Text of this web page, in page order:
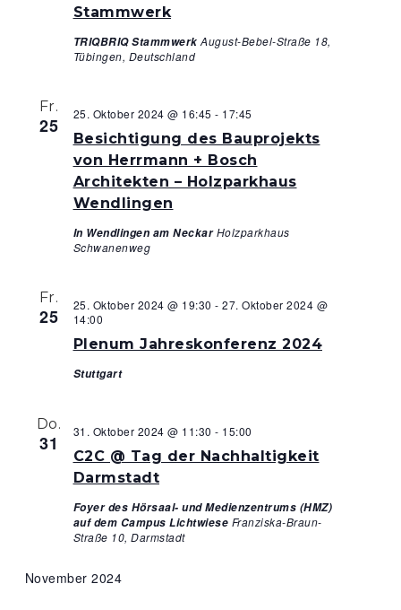
Stammwerk
TRIQBRIQ StammwerkAugust-Bebel-Straße 18,
Tübingen, Deutschland
Fr.
25
Besichtigung des Bauprojekts
von Herrmann + Bosch
Architekten – Holzparkhaus
Wendlingen
25. Oktober 2024 @ 16:45 - 17:45
In Wendlingen am NeckarHolzparkhaus
Schwanenweg
Fr.
25
Plenum Jahreskonferenz 2024
25. Oktober 2024 @ 19:30 - 27. Oktober 2024 @
14:00
Stuttgart
Do.
31
C2C @ Tag der Nachhaltigkeit
Darmstadt
31. Oktober 2024 @ 11:30 - 15:00
Foyer des Hörsaal- und Medienzentrums (HMZ)
auf dem Campus Lichtwiese Franziska-Braun-
Straße 10, Darmstadt
November 2024